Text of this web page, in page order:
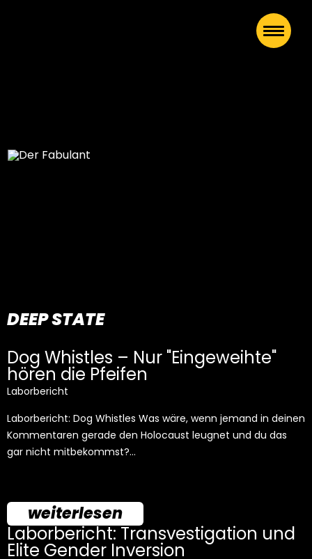
DEEP STATE
Dog Whistles – Nur "Eingeweihte"
hören die Pfeifen
Laborbericht
Laborbericht: Dog Whistles Was wäre, wenn jemand in deinen
Kommentaren gerade den Holocaust leugnet und du das
gar nicht mitbekommst?…
weiterlesen
Laborbericht: Transvestigation und
Elite Gender Inversion